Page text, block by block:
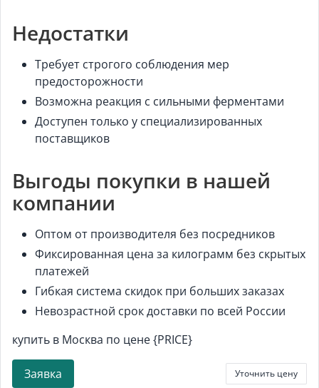
Недостатки
Требует строгого соблюдения мер
предосторожности
Возможна реакция с сильными ферментами
Доступен только у специализированных
поставщиков
Выгоды покупки в нашей
компании
Оптом от производителя без посредников
Фиксированная цена за килограмм без скрытых
платежей
Гибкая система скидок при больших заказах
Невозрастной срок доставки по всей России
купить в Москва по цене {PRICE}
Заявка Уточнить цену